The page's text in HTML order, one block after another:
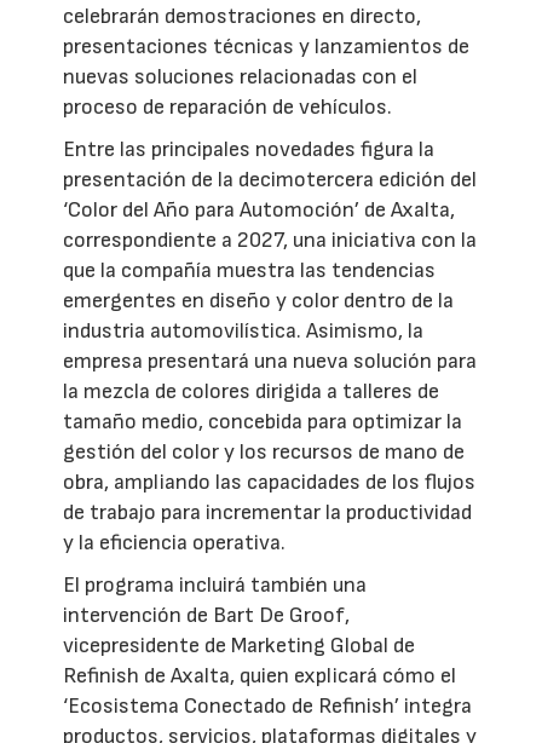
celebrarán demostraciones en directo,
presentaciones técnicas y lanzamientos de
nuevas soluciones relacionadas con el
proceso de reparación de vehículos.
Entre las principales novedades figura la
presentación de la decimotercera edición del
‘Color del Año para Automoción’ de Axalta,
correspondiente a 2027, una iniciativa con la
que la compañía muestra las tendencias
emergentes en diseño y color dentro de la
industria automovilística. Asimismo, la
empresa presentará una nueva solución para
la mezcla de colores dirigida a talleres de
tamaño medio, concebida para optimizar la
gestión del color y los recursos de mano de
obra, ampliando las capacidades de los flujos
de trabajo para incrementar la productividad
y la eficiencia operativa.
El programa incluirá también una
intervención de Bart De Groof,
vicepresidente de Marketing Global de
Refinish de Axalta, quien explicará cómo el
‘Ecosistema Conectado de Refinish’ integra
productos, servicios, plataformas digitales y